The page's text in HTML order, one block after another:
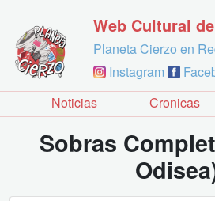
Web Cultural
Planeta Cierzo en
Instagram
Noticias
Cronicas
Sobras